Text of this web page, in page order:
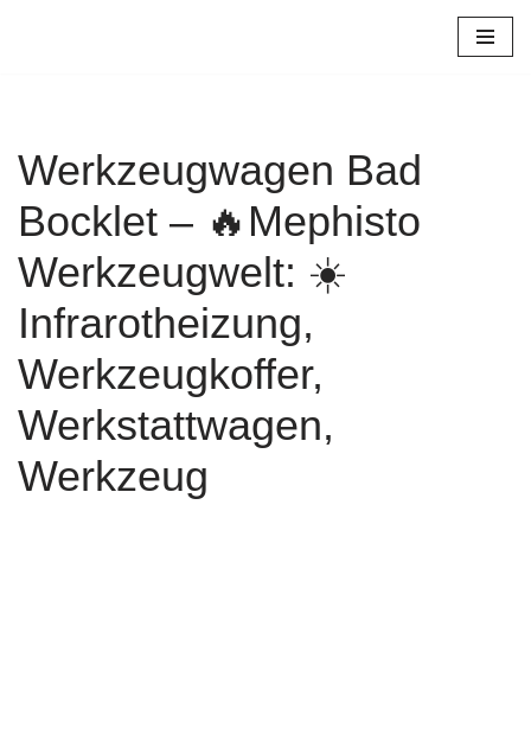
Werkzeugwagen Bad
Bocklet – 🔥Mephisto
Werkzeugwelt: ☀️
Infrarotheizung,
Werkzeugkoffer,
Werkstattwagen,
Werkzeug